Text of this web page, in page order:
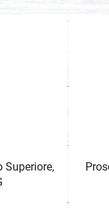
Superiore,